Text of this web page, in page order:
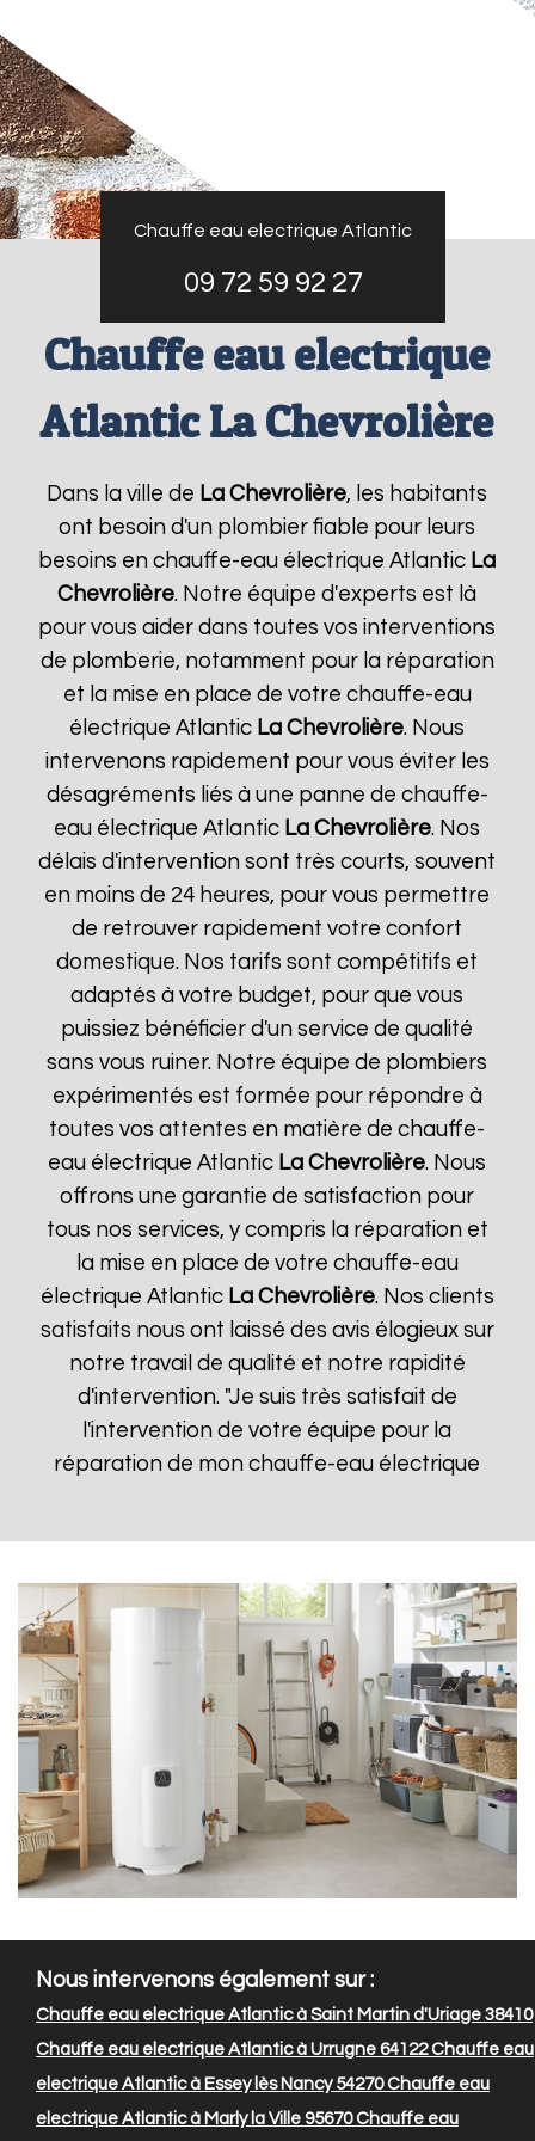
Chauffe eau electrique Atlantic
09 72 59 92 27
Chauffe eau electrique
Atlantic La Chevrolière
Dans la ville de La Chevrolière, les habitants
ont besoin d'un plombier fiable pour leurs
besoins en chauffe-eau électrique Atlantic La
Chevrolière. Notre équipe d'experts est là
pour vous aider dans toutes vos interventions
de plomberie, notamment pour la réparation
et la mise en place de votre chauffe-eau
électrique Atlantic La Chevrolière. Nous
intervenons rapidement pour vous éviter les
désagréments liés à une panne de chauffe-
eau électrique Atlantic La Chevrolière. Nos
délais d'intervention sont très courts, souvent
en moins de 24 heures, pour vous permettre
de retrouver rapidement votre confort
domestique. Nos tarifs sont compétitifs et
adaptés à votre budget, pour que vous
puissiez bénéficier d'un service de qualité
sans vous ruiner. Notre équipe de plombiers
expérimentés est formée pour répondre à
toutes vos attentes en matière de chauffe-
eau électrique Atlantic La Chevrolière. Nous
offrons une garantie de satisfaction pour
tous nos services, y compris la réparation et
la mise en place de votre chauffe-eau
électrique Atlantic La Chevrolière. Nos clients
satisfaits nous ont laissé des avis élogieux sur
notre travail de qualité et notre rapidité
d'intervention. "Je suis très satisfait de
l'intervention de votre équipe pour la
réparation de mon chauffe-eau électrique
Nous intervenons également sur :
Chauffe eau electrique Atlantic à Saint Martin d'Uriage 38410
Chauffe eau electrique Atlantic à Urrugne 64122Chauffe eau
electrique Atlantic à Essey lès Nancy 54270Chauffe eau
electrique Atlantic à Marly la Ville 95670Chauffe eau